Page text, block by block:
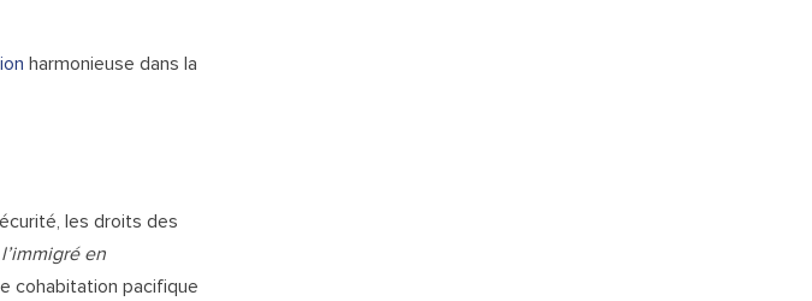
harmonieuse dans la
les droits des
en
cohabitation pacifique